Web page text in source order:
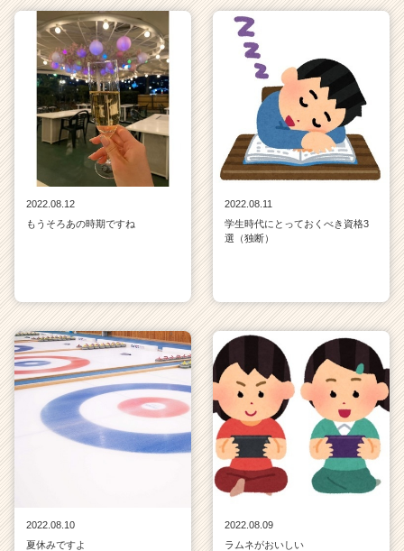
2022.08.12
もうそろあの時期ですね
2022.08.11
学生時代にとっておくべき資格3
選（独断）
2022.08.10
夏休みですよ
2022.08.09
ラムネがおいしい